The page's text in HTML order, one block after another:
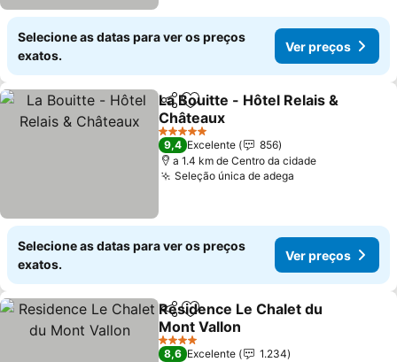
Selecione as datas para ver os preços
exatos.
Ver preços
PartilharAdicionar aos favoritos
La Bouitte - Hôtel Relais &
Châteaux
Ver preços
5 Estrelas
9,4 Excelente
856
a 1.4 km de Centro da cidade
Seleção única de adega
Selecione as datas para ver os preços
exatos.
Ver preços
PartilharAdicionar aos favoritos
Residence Le Chalet du
Mont Vallon
Ver preços
4 Estrelas
8,6 Excelente
1.234